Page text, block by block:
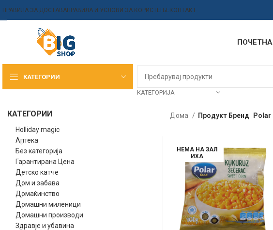
ПРАВИЛА ЗА ДОСТАВАПРАВИЛА И УСЛОВИ ЗА КОРИСТЕЊЕКОНТАКТ
ПОЧЕТНА
КАТЕГОРИИ
КАТЕГОРИЈА
КАТЕГОРИИ
Holliday magic
Аптека
Без категорија
Гарантирана Цена
Детско катче
Дом и забава
Домаќинство
Домашни миленици
Домашни производи
Здравје и убавина
Дома Продукт Бренд Polar
НЕМА НА ЗАЛ
ИХА